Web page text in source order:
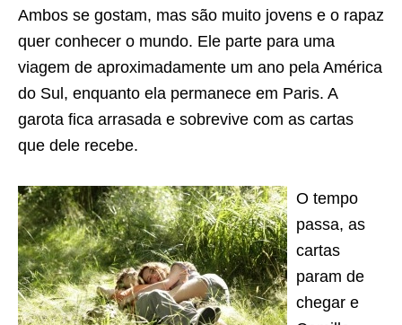
Ambos se gostam, mas são muito jovens e o rapaz
quer conhecer o mundo. Ele parte para uma
viagem de aproximadamente um ano pela América
do Sul, enquanto ela permanece em Paris. A
garota fica arrasada e sobrevive com as cartas
que dele recebe.
O tempo
passa, as
cartas
param de
chegar e